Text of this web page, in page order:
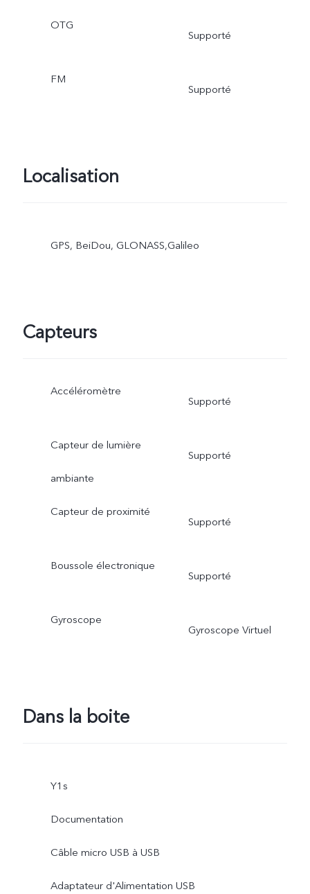
OTG
Supporté
FM
Supporté
Localisation
GPS, BeiDou, GLONASS,Galileo
Capteurs
Accéléromètre
Supporté
Capteur de lumière
ambiante
Supporté
Capteur de proximité
Supporté
Boussole électronique
Supporté
Gyroscope
Gyroscope Virtuel
Dans la boite
Y1s
Documentation
Câble micro USB à USB
Adaptateur d'Alimentation USB